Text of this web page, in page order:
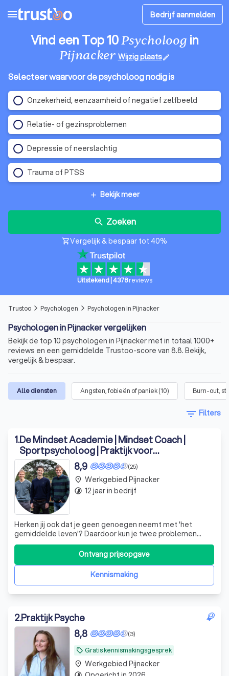
menu Bedrijf aanmelden
Vind een Top 10Psycholoog in
Pijnacker Wijzig plaatsedit
Selecteer waarvoor de psycholoog nodig is
Onzekerheid, eenzaamheid of negatief zelfbeeld
Relatie- of gezinsproblemen
Depressie of neerslachtig
Trauma of PTSS
add Bekijk meer
search Zoeken
shopping_cartVergelijk & bespaar tot 40%
Uitstekend| 4378 reviews
Trustoo arrow_forward_ios Psychologen arrow_forward_ios Psychologen in Pijnacker
Psychologen in Pijnacker vergelijken
Bekijk de top 10 psychologen in Pijnacker met in totaal 1000+
reviews en een gemiddelde Trustoo-score van 8.8. Bekijk,
vergelijk & bespaar.
Alle diensten Angsten, fobieën of paniek(10) Burn-out,
filter_list Filters
1.De Mindset Academie | Mindset Coach |
Sportpsycholoog | Praktijk voor
Sportpsychologie
(25)
8,9
Herken jij ook dat je geen genoegen neemt met 'het
gemiddelde leven'? Daardoor kun je twee problemen
ervaren. 1: Je weet niet precies wat je écht wil. Er zijn
immers zoveel keuzes. 2: Je bent iemand die juist precies
weet wat je wil, maar je bereikt je doel niet door
verschillende problemen: uitstel
Kennismaking
Ontvang prijsopgave
place Werkgebied Pijnacker
timelapse 12 jaar in bedrijf
2.Praktijk Psyche
local_offer Gratis kennismakingsgesprek
(3)
8,8
place Werkgebied Pijnacker